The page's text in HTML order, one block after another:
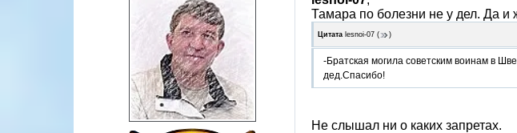
Тамара по болезни не у дел. Да и
Цитата lesnoi-07 ( )
-Братская могила советским воинам в
дед.Спасибо!
Не слышал ни о каких запретах.